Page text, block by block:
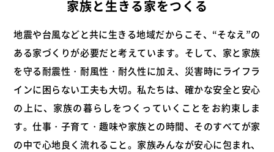
家族と生きる家をつくる
地震や台風などと共に生きる地域だからこそ、“そなえ”の
ある家づくりが必要だと考えています。そして、家と家族
を守る耐震性・耐風性・耐久性に加え、災害時にライフラ
インに困らない工夫も大切。私たちは、確かな安全と安心
の上に、家族の暮らしをつくっていくことをお約束しま
す。仕事・子育て・趣味や家族との時間、そのすべてが家
の中で心地良く流れること。家族みんなが安心に包まれ、